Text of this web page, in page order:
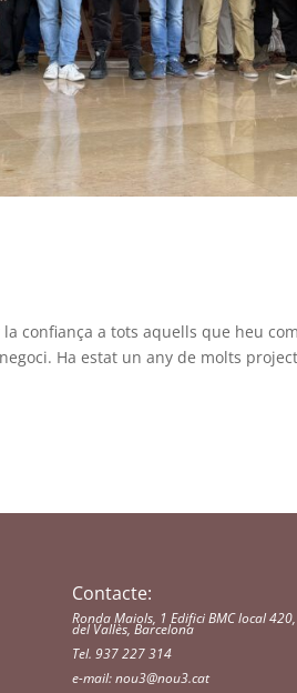
confiança a tots aquells que heu
Ha estat un any de molts
Contacte:
Ronda Maiols, 1 Edifici BMC local
del Vallès, Barcelona
Tel. 937 227 314
e-mail:nou3@nou3.cat